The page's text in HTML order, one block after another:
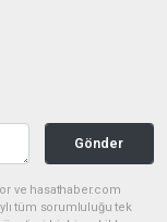
Gönder
ve hasathaber.com
tüm sorumluluğu tek